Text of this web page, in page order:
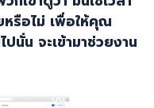
หรือไม่ เพื่อให้คุณ
นั่น จะเข้ามาช่วยงาน